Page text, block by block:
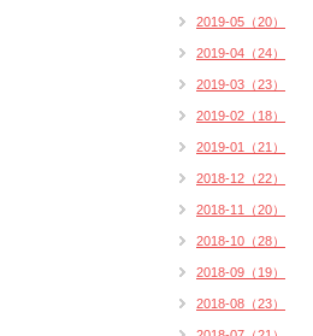
2019-05（20）
2019-04（24）
2019-03（23）
2019-02（18）
2019-01（21）
2018-12（22）
2018-11（20）
2018-10（28）
2018-09（19）
2018-08（23）